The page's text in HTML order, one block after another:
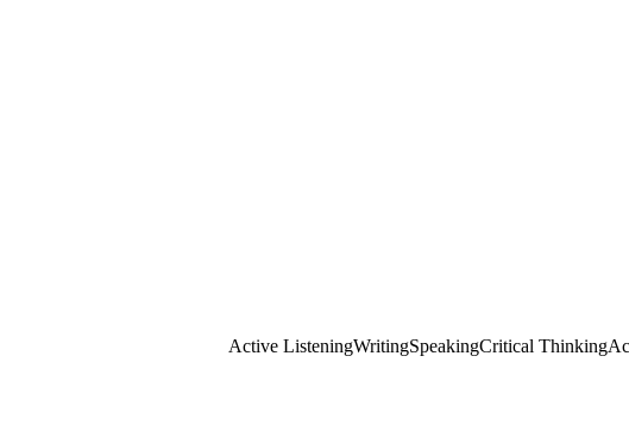
Active ListeningWritingSpeakingCritical Thinking